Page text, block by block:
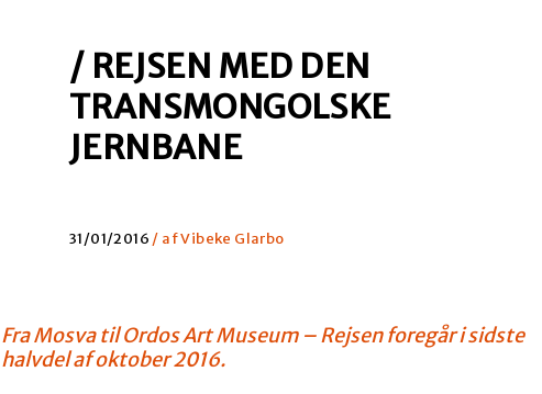
/ REJSEN MED DEN
TRANSMONGOLSKE
JERNBANE
31/01/2016 / af Vibeke Glarbo
Fra Mosva til Ordos Art Museum – Rejsen foregår i sidste
halvdel af oktober 2016.